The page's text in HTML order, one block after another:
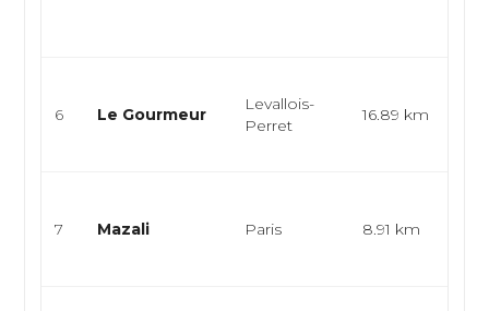
6 Le Gourmeur
Levallois-
Perret
16.89 km
7 Mazali Paris 8.91 km